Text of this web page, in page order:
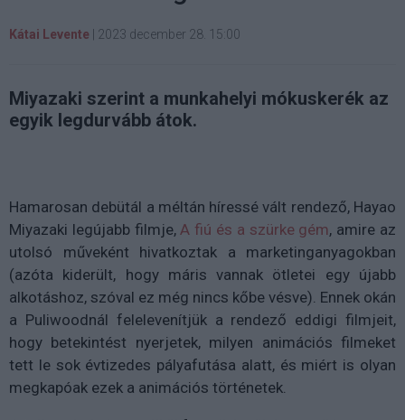
Kátai Levente 2023 december 28. 15:00
Miyazaki szerint a munkahelyi mókuskerék az
egyik legdurvább átok.
Hamarosan debütál a méltán híressé vált rendező, Hayao
Miyazaki legújabb filmje, A fiú és a szürke gém, amire az
utolsó műveként hivatkoztak a marketinganyagokban
(azóta kiderült, hogy máris vannak ötletei egy újabb
alkotáshoz, szóval ez még nincs kőbe vésve). Ennek okán
a Puliwoodnál felelevenítjük a rendező eddigi filmjeit,
hogy betekintést nyerjetek, milyen animációs filmeket
tett le sok évtizedes pályafutása alatt, és miért is olyan
megkapóak ezek a animációs történetek.